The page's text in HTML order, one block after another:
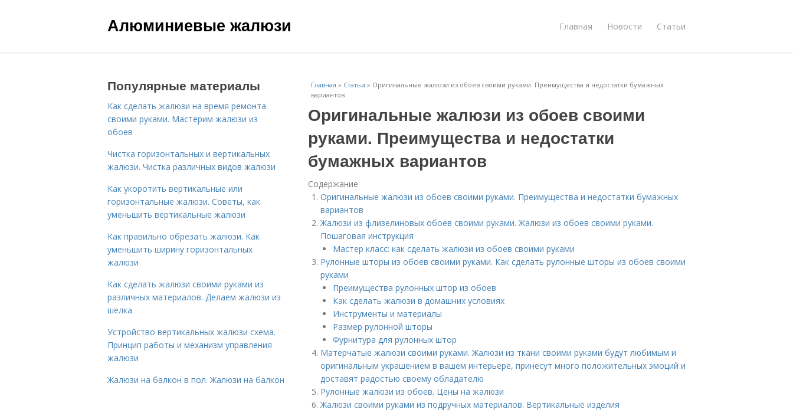
Алюминиевые жалюзи Главная Новости Статьи
Главная » Статьи » Оригинальные жалюзи из обоев своими руками. Преимущества и недостатки бумажных
вариантов
Оригинальные жалюзи из обоев своими
руками. Преимущества и недостатки
бумажных вариантов
Содержание
Оригинальные жалюзи из обоев своими руками. Преимущества и недостатки бумажных
вариантов
Жалюзи из флизелиновых обоев своими руками. Жалюзи из обоев своими руками.
Пошаговая инструкция
Мастер класс: как сделать жалюзи из обоев своими руками
Рулонные шторы из обоев своими руками. Как сделать рулонные шторы из обоев своими
руками
Преимущества рулонных штор из обоев
Как сделать жалюзи в домашних условиях
Инструменты и материалы
Размер рулонной шторы
Фурнитура для рулонных штор
Матерчатые жалюзи своими руками. Жалюзи из ткани своими руками будут любимым и
оригинальным украшением в вашем интерьере, принесут много положительных эмоций и
доставят радостью своему обладателю
Рулонные жалюзи из обоев. Цены на жалюзи
Жалюзи своими руками из подручных материалов. Вертикальные изделия
Популярные материалы
Как сделать жалюзи на время ремонта
своими руками. Мастерим жалюзи из
обоев
Чистка горизонтальных и вертикальных
жалюзи. Чистка различных видов жалюзи
Как укоротить вертикальные или
горизонтальные жалюзи. Советы, как
уменьшить вертикальные жалюзи
Как правильно обрезать жалюзи. Как
уменьшить ширину горизонтальных
жалюзи
Как сделать жалюзи своими руками из
различных материалов. Делаем жалюзи из
шелка
Устройство вертикальных жалюзи схема.
Принцип работы и механизм управления
жалюзи
Жалюзи на балкон в пол. Жалюзи на балкон